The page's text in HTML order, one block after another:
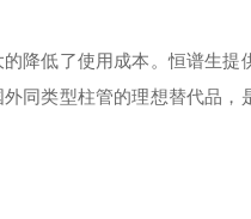
降低了使用成本。恒谱生提
同类型柱管的理想替代品，